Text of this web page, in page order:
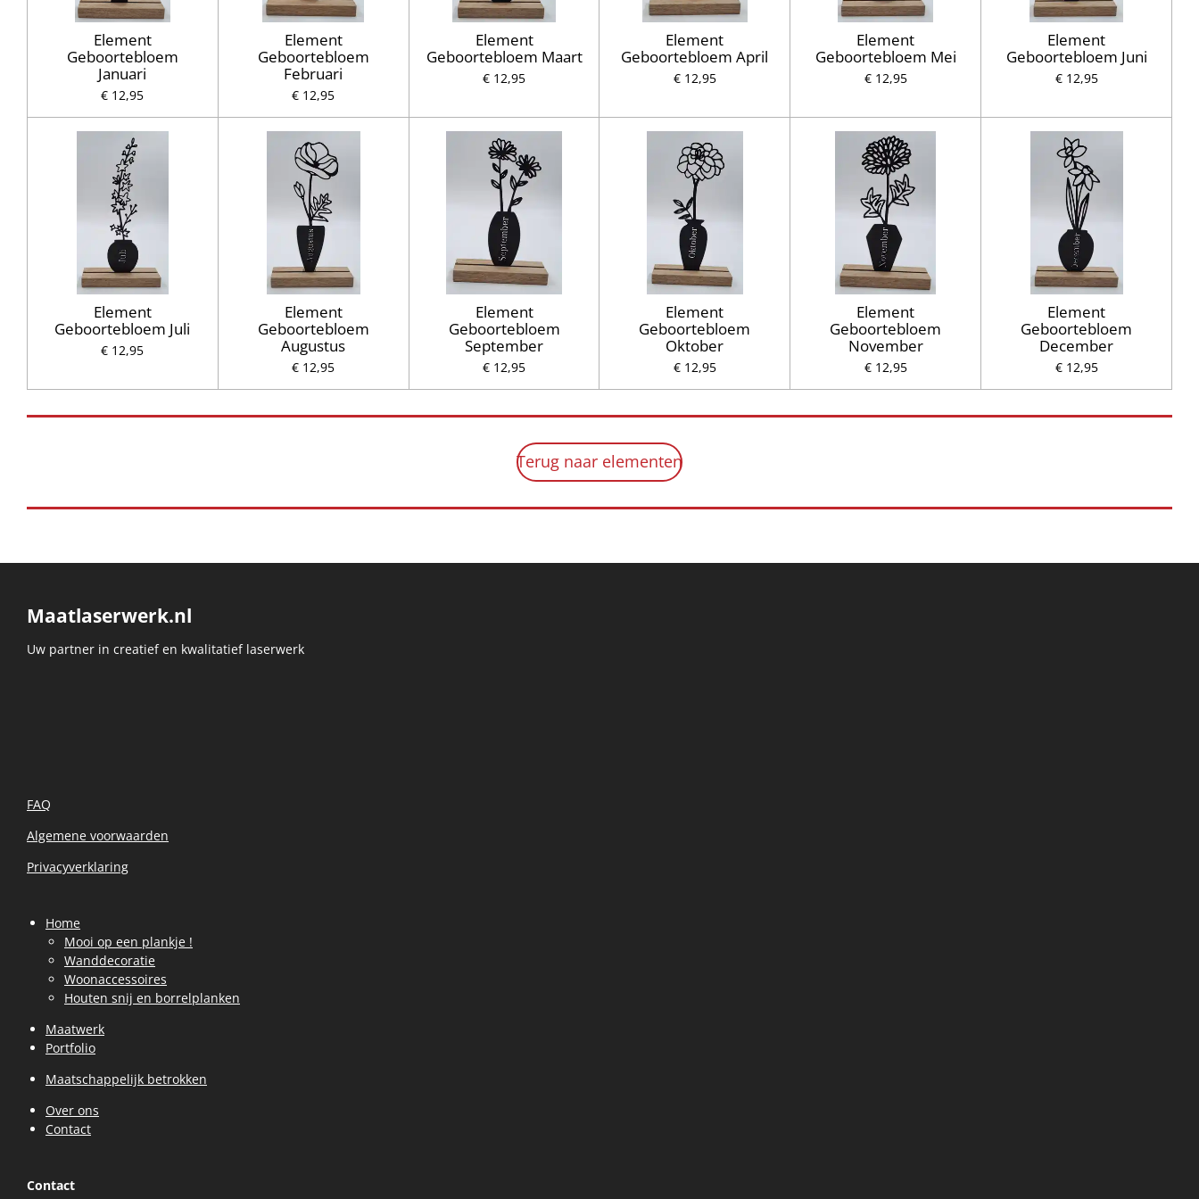
Element
Geboortebloem
Januari
€ 12,95
Element
Geboortebloem
Februari
€ 12,95
Element
Geboortebloem Maart
€ 12,95
Element
Geboortebloem April
€ 12,95
Element
Geboortebloem Mei
€ 12,95
Element
Geboortebloem Juni
€ 12,95
Element
Geboortebloem Juli
€ 12,95
Element
Geboortebloem
Augustus
€ 12,95
Element
Geboortebloem
September
€ 12,95
Element
Geboortebloem
Oktober
€ 12,95
Element
Geboortebloem
November
€ 12,95
Element
Geboortebloem
December
€ 12,95
Terug naar elementen
Maatlaserwerk.nl
Uw partner in creatief en kwalitatief laserwerk
FAQ
Algemene voorwaarden
Privacyverklaring
Home
Mooi op een plankje !
Wanddecoratie
Woonaccessoires
Houten snij en borrelplanken
Maatwerk
Portfolio
Maatschappelijk betrokken
Over ons
Contact
Contact